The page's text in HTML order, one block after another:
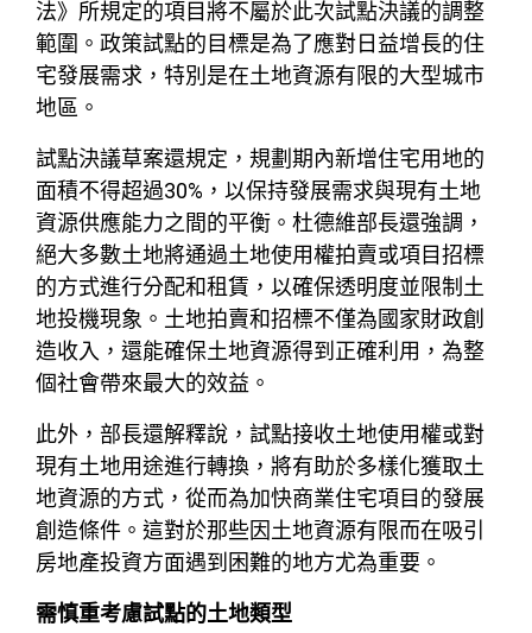
法》所規定的項目將不屬於此次試點決議的調整
範圍。政策試點的目標是為了應對日益增長的住
宅發展需求，特別是在土地資源有限的大型城市
地區。
試點決議草案還規定，規劃期內新增住宅用地的
面積不得超過30%，以保持發展需求與現有土地
資源供應能力之間的平衡。杜德維部長還強調，
絕大多數土地將通過土地使用權拍賣或項目招標
的方式進行分配和租賃，以確保透明度並限制土
地投機現象。土地拍賣和招標不僅為國家財政創
造收入，還能確保土地資源得到正確利用，為整
個社會帶來最大的效益。
此外，部長還解釋說，試點接收土地使用權或對
現有土地用途進行轉換，將有助於多樣化獲取土
地資源的方式，從而為加快商業住宅項目的發展
創造條件。這對於那些因土地資源有限而在吸引
房地產投資方面遇到困難的地方尤為重要。
需慎重考慮試點的土地類型